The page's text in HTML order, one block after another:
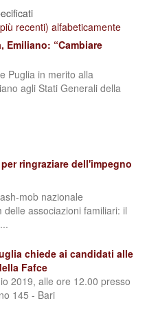
recenti) alfabeticamente
Emiliano: “Cambiare
Puglia in merito alla
agli Stati Generali della
ringraziare dell'impegno
mob nazionale
associazioni familiari: il
chiede ai candidati alle
Fafce
2019, alle ore 12.00 presso
145 - Bari